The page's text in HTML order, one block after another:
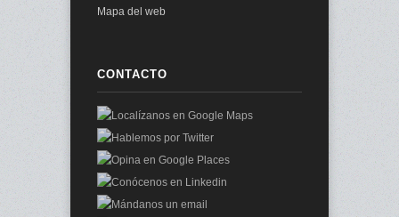
Mapa del web
CONTACTO